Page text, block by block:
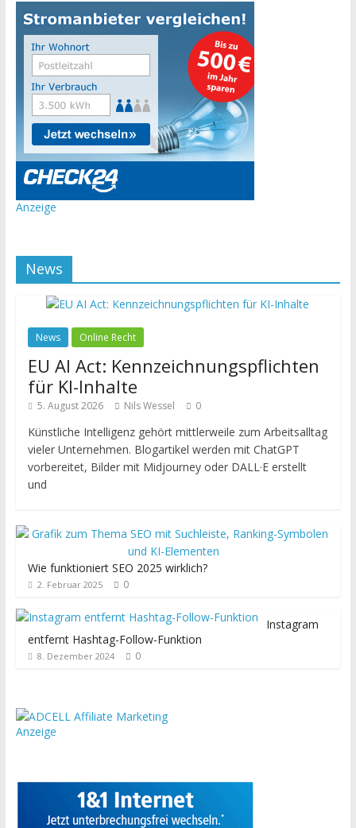
Anzeige
News
News Online Recht
EU AI Act: Kennzeichnungspflichten
für KI-Inhalte
5. August 2026 Nils Wessel 0
Künstliche Intelligenz gehört mittlerweile zum Arbeitsalltag
vieler Unternehmen. Blogartikel werden mit ChatGPT
vorbereitet, Bilder mit Midjourney oder DALL·E erstellt
und
Wie funktioniert SEO 2025 wirklich?
2. Februar 2025 0
Instagram
entfernt Hashtag-Follow-Funktion
8. Dezember 2024 0
Anzeige